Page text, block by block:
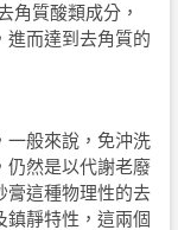
角質酸類成分，
進而達到去角質的
一般來說，免沖洗
仍然是以代謝老廢
膏這種物理性的去
鎮靜特性，這兩個